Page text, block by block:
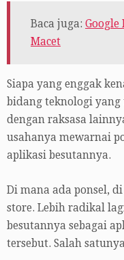
Baca juga: Google
Macet
Siapa yang enggak
bidang teknologi
dengan raksasa
usahanya mewarnai
aplikasi besutannya.
Di mana ada ponsel,
store. Lebih radikal
besutannya sebagai
tersebut. Salah